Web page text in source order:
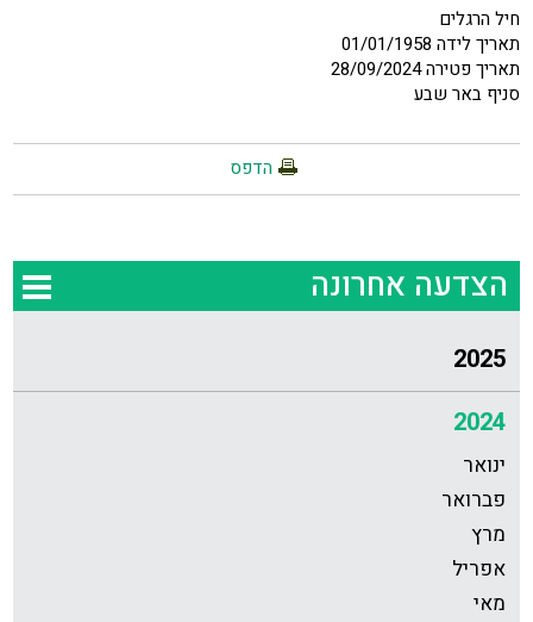
חיל הרגלים
תאריך לידה 01/01/1958
תאריך פטירה 28/09/2024
סניף באר שבע
הדפס
הצדעה אחרונה
2025
2024
ינואר
פברואר
מרץ
אפריל
מאי